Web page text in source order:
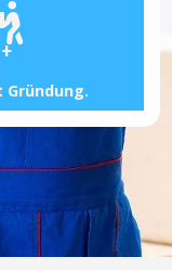
+
Gründung.